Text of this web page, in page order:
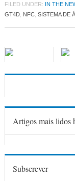
FILED UNDER: IN THE
GT4D, NFC, SISTEMA DE
Artigos mais lidos
Subscrever